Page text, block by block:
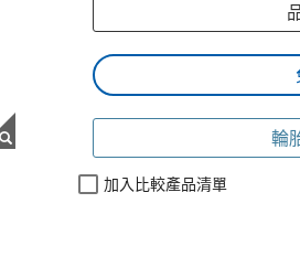
輪
加入比較產品清單